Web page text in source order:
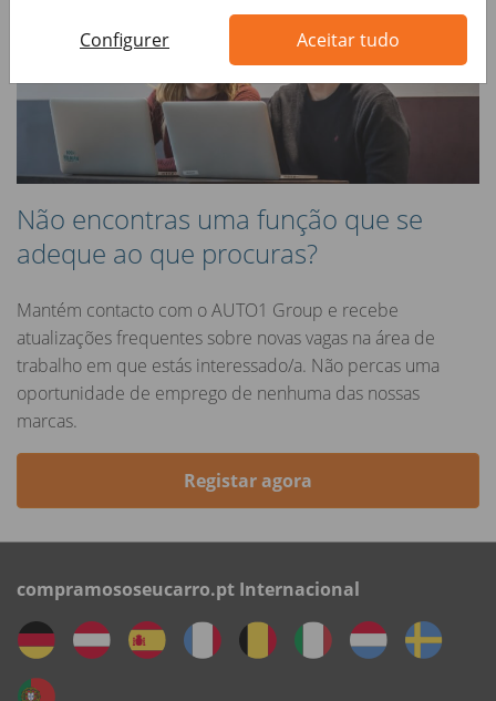
Configurer Aceitar tudo
Não encontras uma função que se
adeque ao que procuras?
Mantém contacto com o AUTO1 Group e recebe
atualizações frequentes sobre novas vagas na área de
trabalho em que estás interessado/a. Não percas uma
oportunidade de emprego de nenhuma das nossas
marcas.
Registar agora
compramososeucarro.pt Internacional